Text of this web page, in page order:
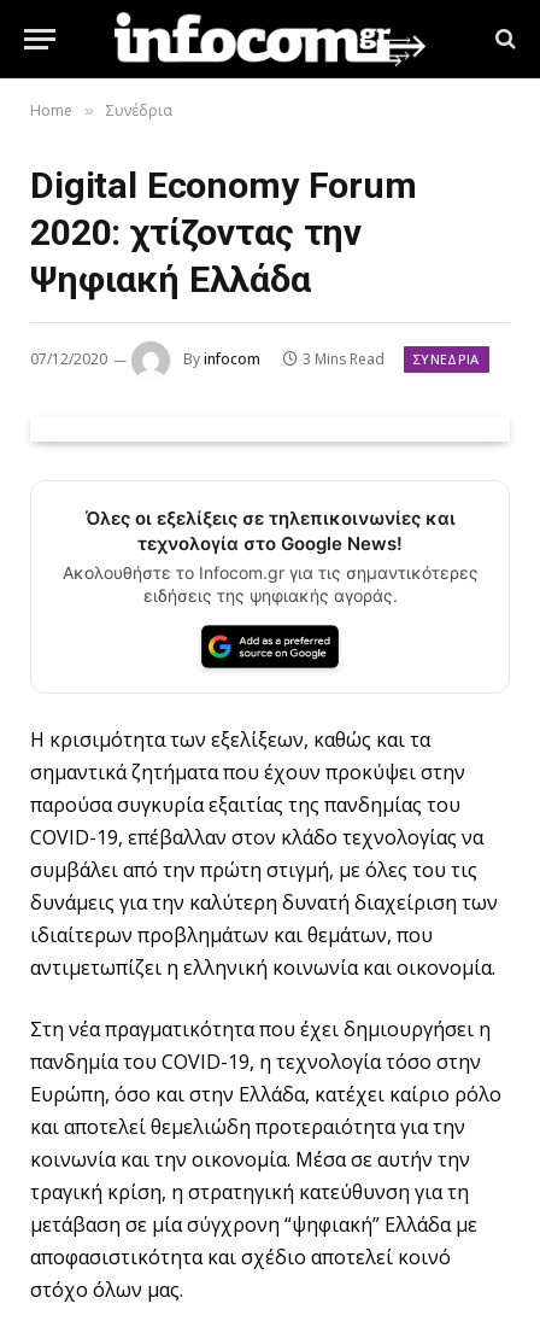
Home » Συνέδρια
Digital Economy Forum
2020: χτίζοντας την
Ψηφιακή Ελλάδα
07/12/2020 Byinfocom 3 Mins Read ΣΥΝΈΔΡΙΑ
Όλες οι εξελίξεις σε τηλεπικοινωνίες και
τεχνολογία στο Google News!
Ακολουθήστε το Infocom.gr για τις σημαντικότερες
ειδήσεις της ψηφιακής αγοράς.
Η κρισιμότητα των εξελίξεων, καθώς και τα
σημαντικά ζητήματα που έχουν προκύψει στην
παρούσα συγκυρία εξαιτίας της πανδημίας του
COVID-19, επέβαλλαν στον κλάδο τεχνολογίας να
συμβάλει από την πρώτη στιγμή, με όλες του τις
δυνάμεις για την καλύτερη δυνατή διαχείριση των
ιδιαίτερων προβλημάτων και θεμάτων, που
αντιμετωπίζει η ελληνική κοινωνία και οικονομία.
Στη νέα πραγματικότητα που έχει δημιουργήσει η
πανδημία του COVID-19, η τεχνολογία τόσο στην
Ευρώπη, όσο και στην Ελλάδα, κατέχει καίριο ρόλο
και αποτελεί θεμελιώδη προτεραιότητα για την
κοινωνία και την οικονομία. Μέσα σε αυτήν την
τραγική κρίση, η στρατηγική κατεύθυνση για τη
μετάβαση σε μία σύγχρονη “ψηφιακή” Ελλάδα με
αποφασιστικότητα και σχέδιο αποτελεί κοινό
στόχο όλων μας.